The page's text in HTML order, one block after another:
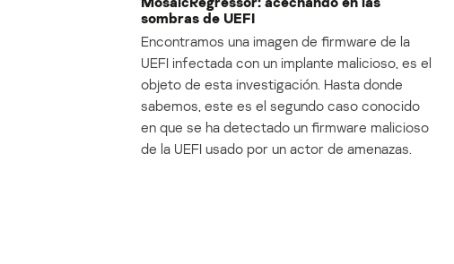
sombras de UEFI
Encontramos una imagen de firmware de la
UEFI infectada con un implante malicioso, es el
objeto de esta investigación. Hasta donde
sabemos, este es el segundo caso conocido
en que se ha detectado un firmware malicioso
de la UEFI usado por un actor de amenazas.